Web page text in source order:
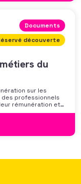
Documents
découverte
du
sur les
des professionnels
rémunération et à
préoccupation